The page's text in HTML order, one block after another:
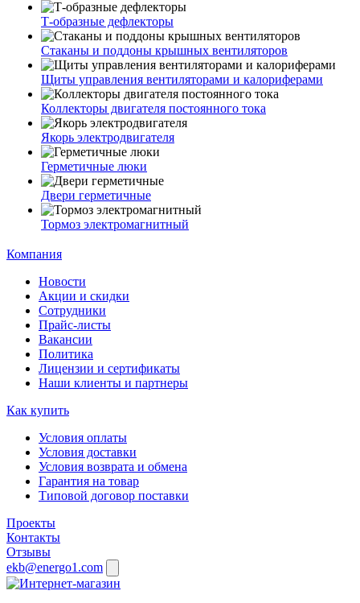
Т-образные дефлекторы
Стаканы и поддоны крышных вентиляторов
Щиты управления вентиляторами и калориферами
Коллекторы двигателя постоянного тока
Якорь электродвигателя
Герметичные люки
Двери герметичные
Тормоз электромагнитный
Компания
Новости
Акции и скидки
Сотрудники
Прайс-листы
Вакансии
Политика
Лицензии и сертификаты
Наши клиенты и партнеры
Как купить
Условия оплаты
Условия доставки
Условия возврата и обмена
Гарантия на товар
Типовой договор поставки
Проекты
Контакты
Отзывы
ekb@energo1.com